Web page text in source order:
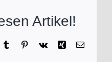
Artikel!
TumblrPinterest
Vk Xing E-